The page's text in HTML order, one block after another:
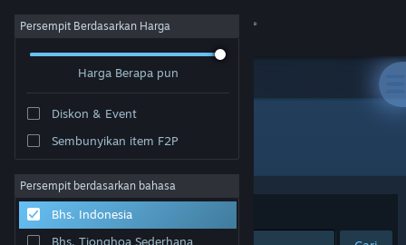
Login
Tentang
Bantuan
Persempit Berdasarkan Harga
Harga Berapa pun
Diskon & Event
Sembunyikan item F2P
Persempit berdasarkan bahasa
Bhs. Indonesia
Bhs. Tionghoa Sederhana
Pengembang: LIGA
Berdasarkan Relevansi